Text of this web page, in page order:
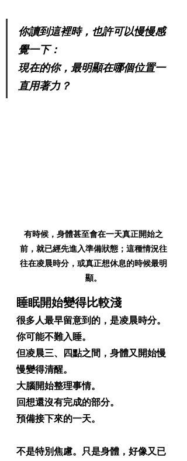
你讀到這裡時，也許可以慢慢感
覺一下：
現在的你，最明顯在哪個位置一
直用著力？
有時候，身體甚至會在一天真正開始之
前，就已經先進入準備狀態；這種情況往
往在凌晨時分，或真正想休息的時候最明
顯。
睡眠開始變得比較淺
很多人最早留意到的，是凌晨時分。
你可能不難入睡。
但凌晨三、四點之間，身體又開始慢
慢變得清醒。
大腦開始整理事情。
回想還沒有完成的部分。
預備接下來的一天。
不是特別焦慮。只是身體，好像又已